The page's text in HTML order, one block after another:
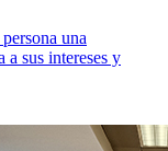
una
a sus intereses y